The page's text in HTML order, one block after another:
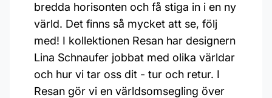
bredda horisonten och få stiga in i en ny
värld. Det finns så mycket att se, följ
med! I kollektionen Resan har designern
Lina Schnaufer jobbat med olika världar
och hur vi tar oss dit - tur och retur. I
Resan gör vi en världsomsegling över